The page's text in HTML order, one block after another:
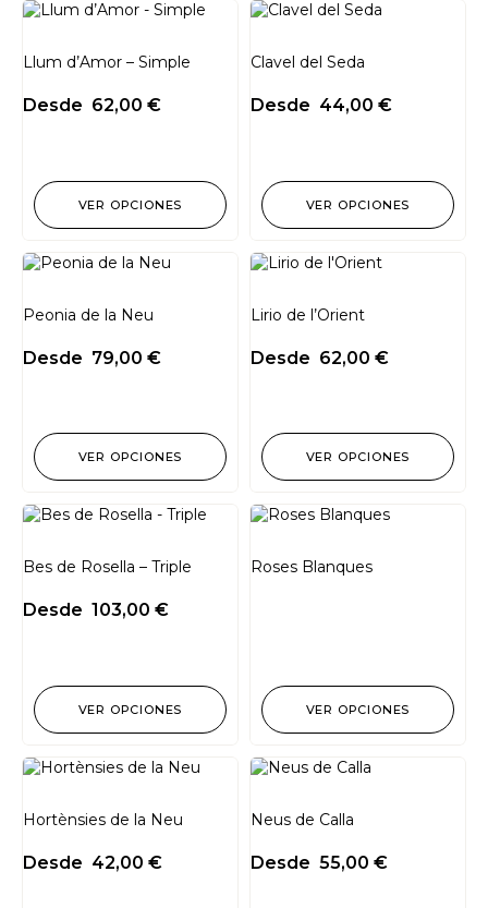
Llum d’Amor – Simple
Desde 62,00 €
VER OPCIONES
Clavel del Seda
Desde 44,00 €
VER OPCIONES
Peonia de la Neu
Desde 79,00 €
VER OPCIONES
Lirio de l’Orient
Desde 62,00 €
VER OPCIONES
Bes de Rosella – Triple
Desde 103,00 €
VER OPCIONES
Roses Blanques
VER OPCIONES
Hortènsies de la Neu
Desde 42,00 €
Neus de Calla
Desde 55,00 €